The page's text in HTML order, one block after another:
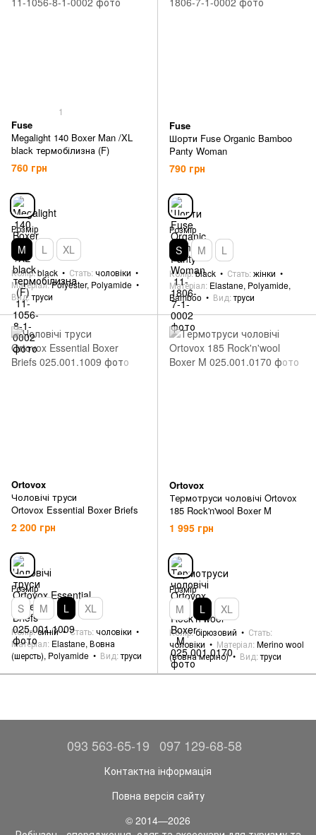
1
Fuse
Megalight 140 Boxer Man /XL
black термобілизна (F)
760 грн
Розмір
M L XL
Колір black Стать чоловіки
Матеріал Polyester, Polyamide
Вид труси
Fuse
Шорти Fuse Organic Bamboo
Panty Woman
790 грн
Розмір
S M L
Колір black Стать жінки
Матеріал Elastane, Polyamide,
Bamboo
Вид труси
Ortovox
Чоловічі труси
Ortovox Essential Boxer Briefs
2 200 грн
Розмір
S M L XL
Колір синій Стать чоловіки
Матеріал Elastane, Вовна
(шерсть), Polyamide
Вид труси
Ortovox
Термотруси чоловічі Ortovox
185 Rock'n'wool Boxer M
1 995 грн
Розмір
M L XL
Колір бірюзовий
Стать
чоловіки
Матеріал Merino wool
(вовна меріно)
Вид труси
093 563-65-19 097 129-68-58
Контактна інформація
Повна версія сайту
© 2014—2026